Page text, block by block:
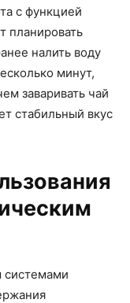
с функцией
планировать
налить воду
минут,
заваривать чай
стабильный вкус